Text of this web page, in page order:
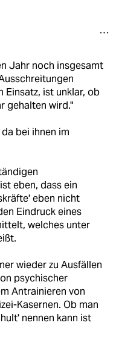
Jahr noch insgesamt
Einsatz, ist unklar, ob
gehalten wird."
bei ihnen im
eben, dass ein
eben nicht
Eindruck eines
welches unter
wieder zu Ausfällen
psychischer
Antrainieren von
Kasernen. Ob man
nennen kann ist